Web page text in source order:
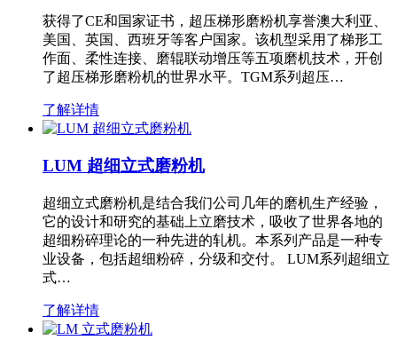
获得了CE和国家证书，超压梯形磨粉机享誉澳大利亚、
美国、英国、西班牙等客户国家。该机型采用了梯形工
作面、柔性连接、磨辊联动增压等五项磨机技术，开创
了超压梯形磨粉机的世界水平。TGM系列超压…
了解详情
LUM 超细立式磨粉机
超细立式磨粉机是结合我们公司几年的磨机生产经验，
它的设计和研究的基础上立磨技术，吸收了世界各地的
超细粉碎理论的一种先进的轧机。本系列产品是一种专
业设备，包括超细粉碎，分级和交付。 LUM系列超细立
式…
了解详情